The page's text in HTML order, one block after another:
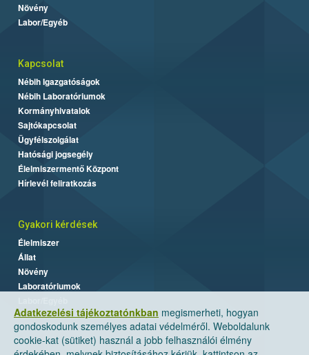
Adatkezelési tájékoztatónkban megismerheti, hogyan
gondoskodunk személyes adatai védelméről. Weboldalunk
cookie-kat (sütiket) használ a jobb felhasználói élmény
Növény
Labor/Egyéb
Kapcsolat
Nébih Igazgatóságok
Nébih Laboratóriumok
Kormányhivatalok
Sajtókapcsolat
Ügyfélszolgálat
Hatósági jogsegély
Élelmiszermentő Központ
Hírlevél feliratkozás
Gyakori kérdések
Élelmiszer
Állat
Növény
Laboratóriumok